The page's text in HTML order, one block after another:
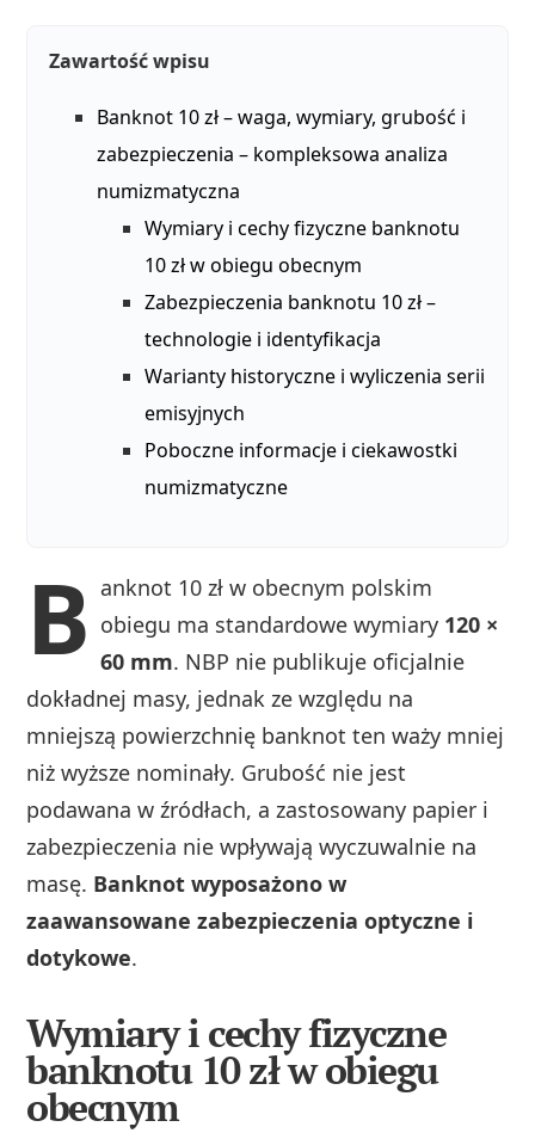
Zawartość wpisu
Banknot 10 zł – waga, wymiary, grubość i
zabezpieczenia – kompleksowa analiza
numizmatyczna
Wymiary i cechy fizyczne banknotu
10 zł w obiegu obecnym
Zabezpieczenia banknotu 10 zł –
technologie i identyfikacja
Warianty historyczne i wyliczenia serii
emisyjnych
Poboczne informacje i ciekawostki
numizmatyczne
B anknot 10 zł w obecnym polskim
obiegu ma standardowe wymiary 120 ×
60 mm. NBP nie publikuje oficjalnie
dokładnej masy, jednak ze względu na
mniejszą powierzchnię banknot ten waży mniej
niż wyższe nominały. Grubość nie jest
podawana w źródłach, a zastosowany papier i
zabezpieczenia nie wpływają wyczuwalnie na
masę. Banknot wyposażono w
zaawansowane zabezpieczenia optyczne i
dotykowe.
Wymiary i cechy fizyczne
banknotu 10 zł w obiegu
obecnym